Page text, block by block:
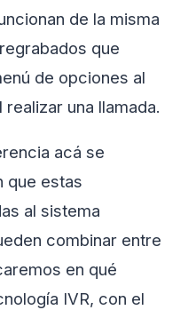
de la misma
que
de opciones al
una llamada.
acá se
que estas
al sistema
combinar entre
en qué
IVR, con el